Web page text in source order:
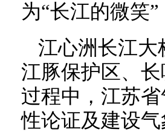
为“长江的微笑
江心洲长江大
江豚保护区、
过程中，江苏
性论证及建设